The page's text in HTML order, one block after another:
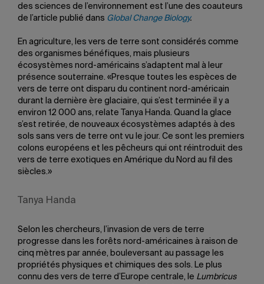
des sciences de l’environnement est l’une des coauteurs
de l’article publié dans Global Change Biology.
En agriculture, les vers de terre sont considérés comme
des organismes bénéfiques, mais plusieurs
écosystèmes nord-américains s’adaptent mal à leur
présence souterraine. «Presque toutes les espèces de
vers de terre ont disparu du continent nord-américain
durant la dernière ère glaciaire, qui s’est terminée il y a
environ 12 000 ans, relate Tanya Handa. Quand la glace
s’est retirée, de nouveaux écosystèmes adaptés à des
sols sans vers de terre ont vu le jour. Ce sont les premiers
colons européens et les pêcheurs qui ont réintroduit des
vers de terre exotiques en Amérique du Nord au fil des
siècles.»
Tanya Handa
Selon les chercheurs, l’invasion de vers de terre
progresse dans les forêts nord-américaines à raison de
cinq mètres par année, bouleversant au passage les
propriétés physiques et chimiques des sols. Le plus
connu des vers de terre d’Europe centrale, le Lumbricus